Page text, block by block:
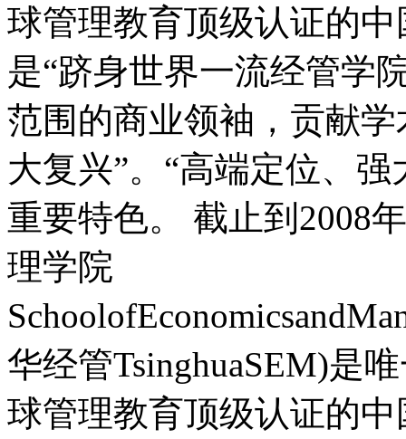
球管理教育顶级认证的
是“跻身世界一流经管学
范围的商业领袖，贡献
大复兴”。“高端定位、
重要特色。 截止到2008
理学院
华经管TsinghuaSEM)是
球管理教育顶级认证的